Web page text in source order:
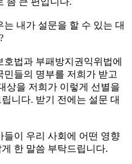
내가 설문을 할 수 있는 대
법과 부패방지권익위법에
들의 명부를 저희가 받고
상을 저희가 이렇게 선별을
니다. 받기 전에는 설문 대
이 우리 사회에 어떤 영향
한 말씀 부탁드립니다.